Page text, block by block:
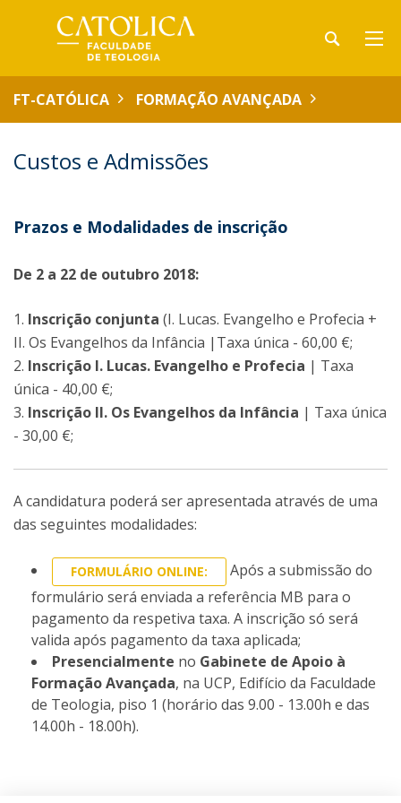
FT-CATÓLICA FORMAÇÃO AVANÇADA
Custos e Admissões
Prazos e Modalidades de inscrição
De 2 a 22 de outubro 2018:
1. Inscrição conjunta (I. Lucas. Evangelho e Profecia +
II. Os Evangelhos da Infância |Taxa única - 60,00 €;
2. Inscrição I. Lucas. Evangelho e Profecia | Taxa
única - 40,00 €;
3. Inscrição II. Os Evangelhos da Infância | Taxa única
- 30,00 €;
A candidatura poderá ser apresentada através de uma
das seguintes modalidades:
FORMULÁRIO ONLINE:
Após a submissão do
formulário será enviada a referência MB para o
pagamento da respetiva taxa. A inscrição só será
valida após pagamento da taxa aplicada;
Presencialmente no Gabinete de Apoio à
Formação Avançada, na UCP, Edifício da Faculdade
de Teologia, piso 1 (horário das 9.00 - 13.00h e das
14.00h - 18.00h).